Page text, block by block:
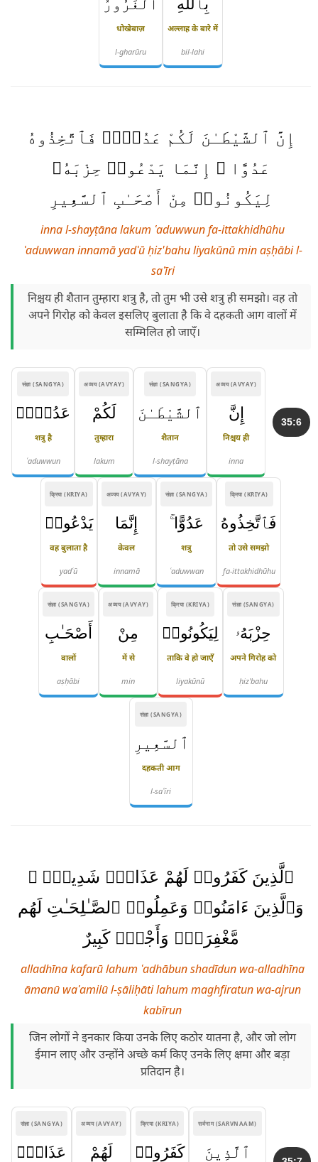
بِٱللَّهِ
अल्लाह के बारे में
bil-lahi
ٱلْغَرُورُ
धोखेबाज़
l-gharūru
إِنَّ ٱلشَّيْطَـٰنَ لَكُمْ عَدُوٌّۭ فَٱتَّخِذُوهُ
عَدُوًّا ۚ إِنَّمَا يَدْعُوا۟ حِزْبَهُۥ
لِيَكُونُوا۟ مِنْ أَصْحَـٰبِ ٱلسَّعِيرِ
inna l-shayṭāna lakum ʿaduwwun fa-ittakhidhūhu
ʿaduwwan innamā yadʿū ḥiz'bahu liyakūnū min aṣḥābi l-
saʿīri
निश्चय ही शैतान तुम्हारा शत्रु है, तो तुम भी उसे शत्रु ही समझो। वह तो
अपने गिरोह को केवल इसलिए बुलाता है कि वे दहकती आग वालों में
सम्मिलित हो जाएँ।
35:6
अव्यय (AVYAY)
إِنَّ
निश्चय ही
inna
संज्ञा (SANGYA)
ٱلشَّيْطَـٰنَ
शैतान
l-shayṭāna
अव्यय (AVYAY)
لَكُمْ
तुम्हारा
lakum
संज्ञा (SANGYA)
عَدُوٌّۭ
शत्रु है
ʿaduwwun
क्रिया (KRIYA)
فَٱتَّخِذُوهُ
तो उसे समझो
fa-ittakhidhūhu
संज्ञा (SANGYA)
عَدُوًّا ۚ
शत्रु
ʿaduwwan
अव्यय (AVYAY)
إِنَّمَا
केवल
innamā
क्रिया (KRIYA)
يَدْعُوا۟
वह बुलाता है
yadʿū
संज्ञा (SANGYA)
حِزْبَهُۥ
अपने गिरोह को
ḥiz'bahu
क्रिया (KRIYA)
لِيَكُونُوا۟
ताकि वे हो जाएँ
liyakūnū
अव्यय (AVYAY)
مِنْ
में से
min
संज्ञा (SANGYA)
أَصْحَـٰبِ
वालों
aṣḥābi
संज्ञा (SANGYA)
ٱلسَّعِيرِ
दहकती आग
l-saʿīri
ٱلَّذِينَ كَفَرُوا۟ لَهُمْ عَذَابٌۭ شَدِيدٌۭ ۖ
وَٱلَّذِينَ ءَامَنُوا۟ وَعَمِلُوا۟ ٱلصَّـٰلِحَـٰتِ لَهُم
مَّغْفِرَةٌۭ وَأَجْرٌۭ كَبِيرٌ
alladhīna kafarū lahum ʿadhābun shadīdun wa-alladhīna
āmanū waʿamilū l-ṣāliḥāti lahum maghfiratun wa-ajrun
kabīrun
जिन लोगों ने इनकार किया उनके लिए कठोर यातना है, और जो लोग
ईमान लाए और उन्होंने अच्छे कर्म किए उनके लिए क्षमा और बड़ा
प्रतिदान है।
सर्वनाम (SARVNAAM)
ٱلَّذِينَ
क्रिया (KRIYA)
كَفَرُوا۟
अव्यय (AVYAY)
لَهُمْ
संज्ञा (SANGYA)
عَذَابٌۭ